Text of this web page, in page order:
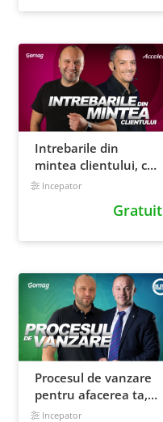
Intrebarile din
mintea clientului, cu
Bogdan Comanescu
Incepator
Gratuit
Procesul de vanzare
pentru afacerea ta,
cu Catalin
Incepator